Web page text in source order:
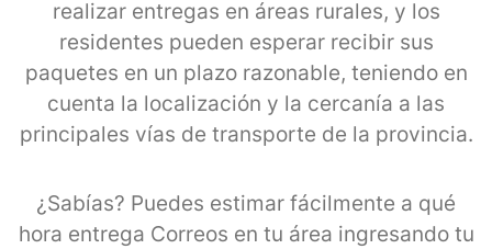
realizar entregas en áreas rurales, y los
residentes pueden esperar recibir sus
paquetes en un plazo razonable, teniendo en
cuenta la localización y la cercanía a las
principales vías de transporte de la provincia.
¿Sabías? Puedes estimar fácilmente a qué
hora entrega Correos en tu área ingresando tu